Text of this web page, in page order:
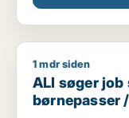
ALI søger job
1 mdr siden
ALI søger job
børnepasser